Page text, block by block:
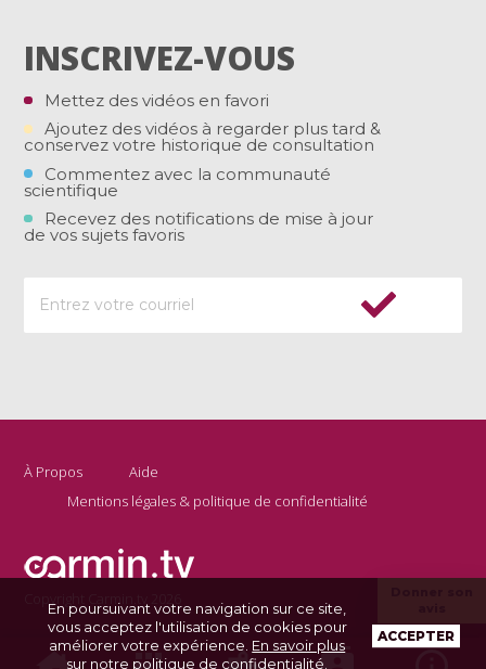
INSCRIVEZ-VOUS
Mettez des vidéos en favori
Ajoutez des vidéos à regarder plus tard &
conservez votre historique de consultation
Commentez avec la communauté
scientifique
Recevez des notifications de mise à jour
de vos sujets favoris
À Propos
Aide
Mentions légales & politique de confidentialité
Copyright Carmin.tv 2026
En poursuivant votre navigation sur ce site,
vous acceptez l'utilisation de cookies pour
améliorer votre expérience. En savoir plus
sur notre politique de confidentialité
ACCEPTER